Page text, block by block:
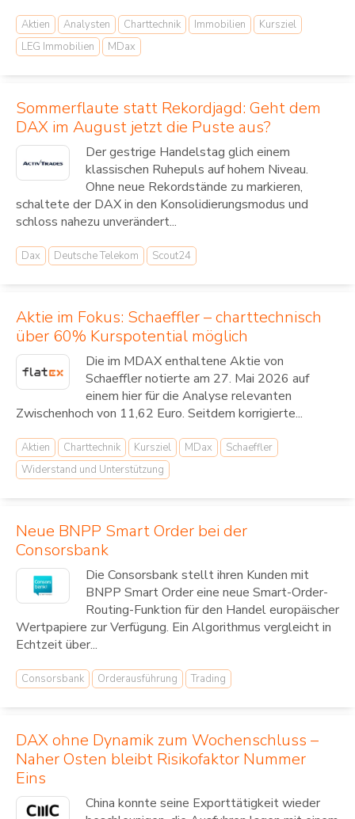
Aktien Analysten Charttechnik Immobilien
Kursziel
LEG Immobilien
MDax
Sommerflaute statt Rekordjagd: Geht dem
DAX im August jetzt die Puste aus?
Der gestrige Handelstag glich einem
klassischen Ruhepuls auf hohem Niveau.
Ohne neue Rekordstände zu markieren,
schaltete der DAX in den Konsolidierungsmodus und
schloss nahezu unverändert...
Dax Deutsche Telekom Scout24
Aktie im Fokus: Schaeffler – charttechnisch
über 60% Kurspotential möglich
Die im MDAX enthaltene Aktie von
Schaeffler notierte am 27. Mai 2026 auf
einem hier für die Analyse relevanten
Zwischenhoch von 11,62 Euro. Seitdem korrigierte...
Aktien Charttechnik Kursziel MDax
Schaeffler
Widerstand und Unterstützung
Neue BNPP Smart Order bei der
Consorsbank
Die Consorsbank stellt ihren Kunden mit
BNPP Smart Order eine neue Smart-Order-
Routing-Funktion für den Handel europäischer
Wertpapiere zur Verfügung. Ein Algorithmus vergleicht in
Echtzeit über...
Consorsbank Orderausführung Trading
DAX ohne Dynamik zum Wochenschluss –
Naher Osten bleibt Risikofaktor Nummer
Eins
China konnte seine Exporttätigkeit wieder